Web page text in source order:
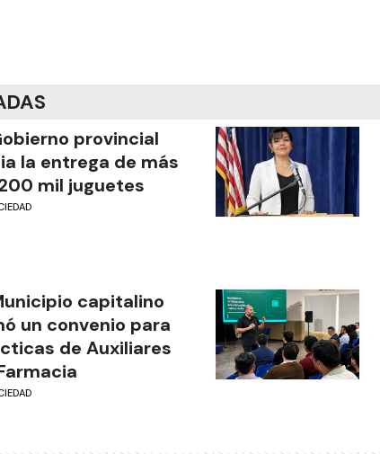
provincial
la entrega de más
mil juguetes
capitalino
un convenio para
de Auxiliares